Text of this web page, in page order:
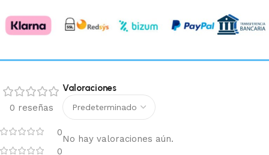
0 reseñas
0
0
Valoraciones
No hay valoraciones aún.